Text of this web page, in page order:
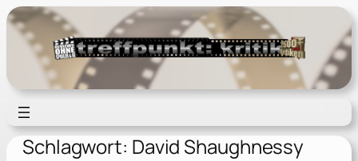
Zum
Inhalt
springen
Schlagwort: David Shaughnessy